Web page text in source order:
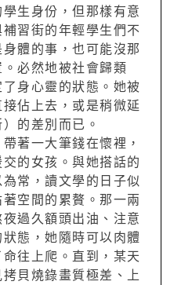
生身份，但那樣有意
習街的年輕學生們不
體的事，也可能沒那
必然地被社會歸類
了身心靈的狀態。她被
佔上去，或是稍微延
的差別而已。
著一大筆錢在懷裡，
的女孩。與她搭話的
常，讀文學的日子似
空間的累贅。那一兩
過久額頭出油、注意
態，她隨時可以肉體
往上爬。直到，某天
貝燒錄畫質極差、上